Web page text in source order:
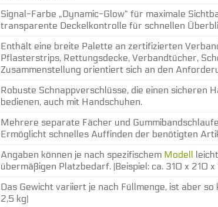
Signal-Farbe „Dynamic-Glow“ für maximale
transparente Deckelkontrolle für schnellen
Enthält eine breite Palette an zertifizierten
Pflasterstrips, Rettungsdecke, Verbandtücher,
Zusammenstellung orientiert sich an den
Robuste Schnappverschlüsse, die einen sicheren
bedienen, auch mit Handschuhen.
Mehrere separate Fächer und
Ermöglicht schnelles Auffinden der benötigten
Angaben können je nach spezifischem Modell
übermäßigen Platzbedarf. (Beispiel: ca. 310 x 210 x
Das Gewicht variiert je nach Füllmenge, ist aber
2,5 kg)